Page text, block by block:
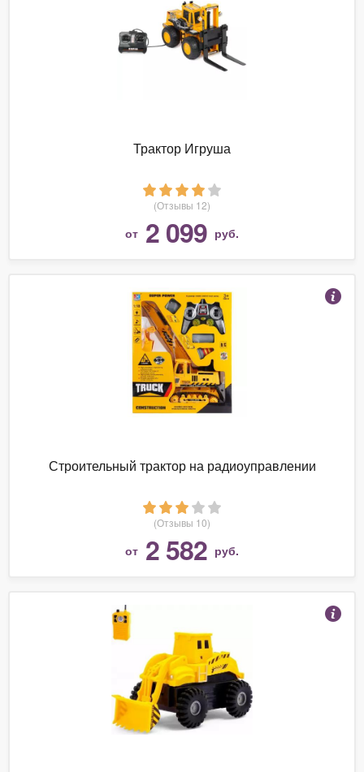
Трактор Игруша
(Отзывы 12)
от 2 099 руб.
Строительный трактор на радиоуправлении
(Отзывы 10)
от 2 582 руб.